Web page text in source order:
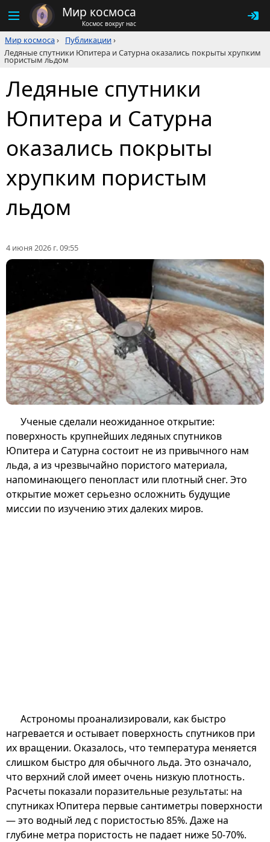
Мир космоса
Космос вокруг нас
Мир космоса› Публикации›
Ледяные спутники Юпитера и Сатурна оказались покрыты хрупким
пористым льдом
Ледяные спутники
Юпитера и Сатурна
оказались покрыты
хрупким пористым
льдом
4 июня 2026 г. 09:55
Ученые сделали неожиданное открытие:
поверхность крупнейших ледяных спутников
Юпитера и Сатурна состоит не из привычного нам
льда, а из чрезвычайно пористого материала,
напоминающего пенопласт или плотный снег. Это
открытие может серьезно осложнить будущие
миссии по изучению этих далеких миров.
Астрономы проанализировали, как быстро
нагревается и остывает поверхность спутников при
их вращении. Оказалось, что температура меняется
слишком быстро для обычного льда. Это означало,
что верхний слой имеет очень низкую плотность.
Расчеты показали поразительные результаты: на
спутниках Юпитера первые сантиметры поверхности
— это водный лед с пористостью 85%. Даже на
глубине метра пористость не падает ниже 50-70%.